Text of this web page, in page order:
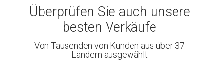
Überprüfen Sie auch unsere
besten Verkäufe
Von Tausenden von Kunden aus über 37
Ländern ausgewählt